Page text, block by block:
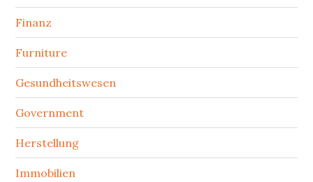
Finanz
Furniture
Gesundheitswesen
Government
Herstellung
Immobilien